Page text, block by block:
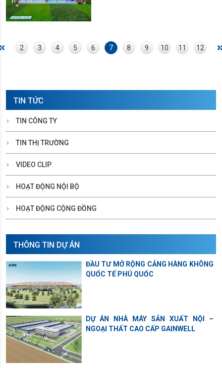
2 3 4 5 6 7 8 9 10 11 12
TIN TỨC
TIN CÔNG TY
TIN THỊ TRƯỜNG
VIDEO CLIP
HOẠT ĐỘNG NỘI BỘ
HOẠT ĐỘNG CỘNG ĐỒNG
THÔNG TIN DỰ ÁN
ĐẦU TƯ MỞ RỘNG CẢNG HÀNG KHÔNG
QUỐC TẾ PHÚ QUỐC
DỰ ÁN NHÀ MÁY SẢN XUẤT NỘI –
NGOẠI THẤT CAO CẤP GAINWELL